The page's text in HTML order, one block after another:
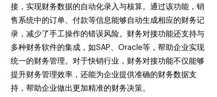
接，实现财务数据的自动化录入与核算。通过该功能，销
售系统中的订单、付款等信息能够自动生成相应的财务记
录，减少了手工操作的错误风险。财务对接功能还支持与
多种财务软件的集成，如SAP、Oracle等，帮助企业实现
统一的财务管理。对于快销行业，财务对接功能不仅能够
提升财务管理效率，还能为企业提供准确的财务数据支
持，帮助企业做出更加精准的财务决策。